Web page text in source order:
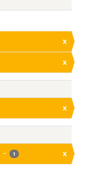
x
x
x
- 1 x